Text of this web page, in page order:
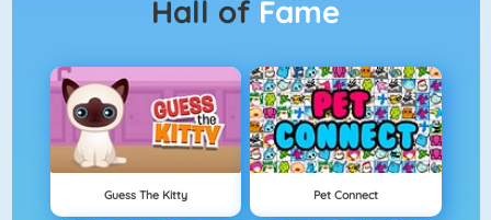
Hall of Fame
Guess The Kitty Pet Connect